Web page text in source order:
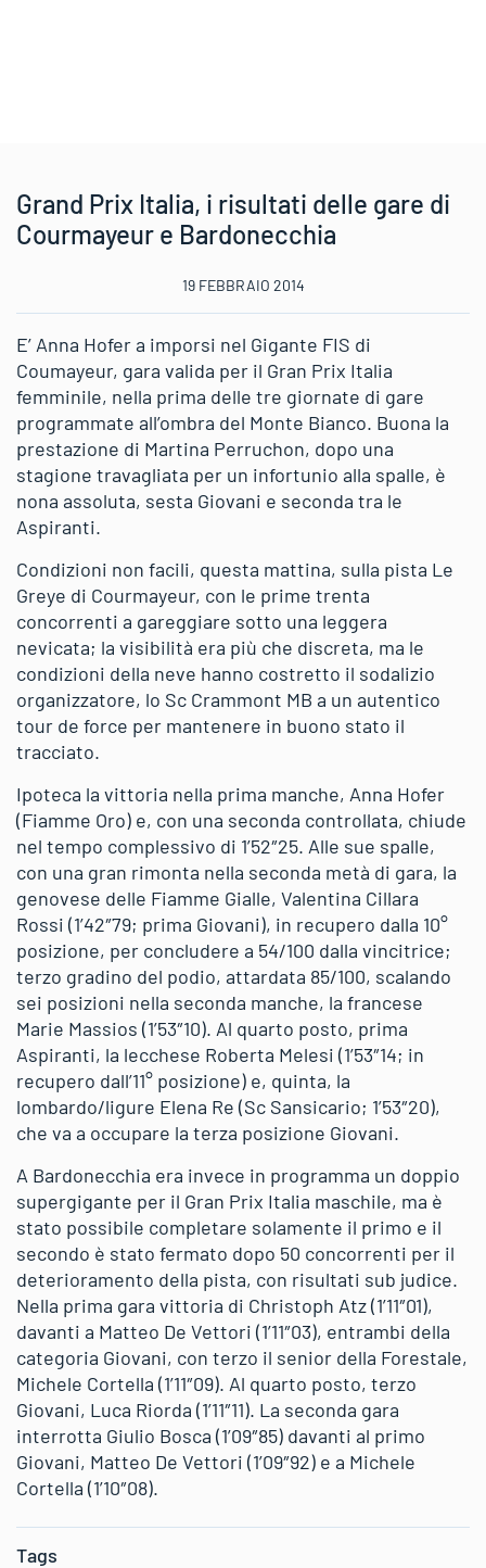
Grand Prix Italia, i risultati delle gare di
Courmayeur e Bardonecchia
19 FEBBRAIO 2014
E’ Anna Hofer a imporsi nel Gigante FIS di
Coumayeur, gara valida per il Gran Prix Italia
femminile, nella prima delle tre giornate di gare
programmate all’ombra del Monte Bianco. Buona la
prestazione di Martina Perruchon, dopo una
stagione travagliata per un infortunio alla spalle, è
nona assoluta, sesta Giovani e seconda tra le
Aspiranti.
Condizioni non facili, questa mattina, sulla pista Le
Greye di Courmayeur, con le prime trenta
concorrenti a gareggiare sotto una leggera
nevicata; la visibilità era più che discreta, ma le
condizioni della neve hanno costretto il sodalizio
organizzatore, lo Sc Crammont MB a un autentico
tour de force per mantenere in buono stato il
tracciato.
Ipoteca la vittoria nella prima manche, Anna Hofer
(Fiamme Oro) e, con una seconda controllata, chiude
nel tempo complessivo di 1’52″25. Alle sue spalle,
con una gran rimonta nella seconda metà di gara, la
genovese delle Fiamme Gialle, Valentina Cillara
Rossi (1’42″79; prima Giovani), in recupero dalla 10°
posizione, per concludere a 54/100 dalla vincitrice;
terzo gradino del podio, attardata 85/100, scalando
sei posizioni nella seconda manche, la francese
Marie Massios (1’53″10). Al quarto posto, prima
Aspiranti, la lecchese Roberta Melesi (1’53″14; in
recupero dall’11° posizione) e, quinta, la
lombardo/ligure Elena Re (Sc Sansicario; 1’53″20),
che va a occupare la terza posizione Giovani.
A Bardonecchia era invece in programma un doppio
supergigante per il Gran Prix Italia maschile, ma è
stato possibile completare solamente il primo e il
secondo è stato fermato dopo 50 concorrenti per il
deterioramento della pista, con risultati sub judice.
Nella prima gara vittoria di Christoph Atz (1’11″01),
davanti a Matteo De Vettori (1’11″03), entrambi della
categoria Giovani, con terzo il senior della Forestale,
Michele Cortella (1’11″09). Al quarto posto, terzo
Giovani, Luca Riorda (1’11″11). La seconda gara
interrotta Giulio Bosca (1’09″85) davanti al primo
Giovani, Matteo De Vettori (1’09″92) e a Michele
Cortella (1’10″08).
Tags